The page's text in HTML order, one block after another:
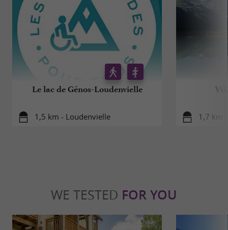
Le lac de Génos-Loudenvielle
1,5 km - Loudenvielle 1,7 km
WE TESTED FOR YOU